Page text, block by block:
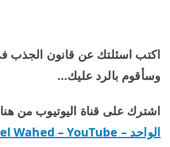
اكتب اسئلتك عن قانون الجذب
وسأقوم بالرد عليك…
اشترك على قناة اليوتيوب من هنا
الواحد – Ibrahim Abdel Wahed – YouTube